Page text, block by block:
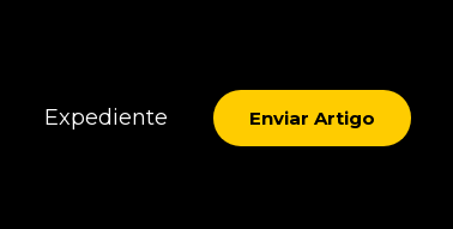
Expediente Enviar Artigo